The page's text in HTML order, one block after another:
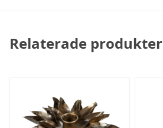
Relaterade produkter